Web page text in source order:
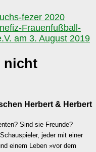
fezer 2020
Frauenfußball-
am 3. August 2019
nicht
Herbert & Herbert
Sind sie Freunde?
jeder mit einer
einem Leben »vor dem